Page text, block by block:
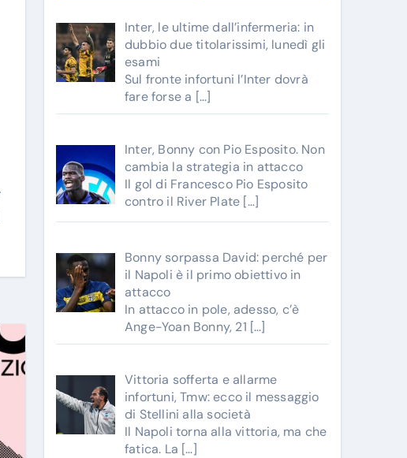
Inter, le ultime dall’infermeria: in
dubbio due titolarissimi, lunedì gli
esami
Sul fronte infortuni l’Inter dovrà
fare forse a […]
Inter, Bonny con Pio Esposito. Non
cambia la strategia in attacco
Il gol di Francesco Pio Esposito
contro il River Plate […]
Bonny sorpassa David: perché per
il Napoli è il primo obiettivo in
attacco
In attacco in pole, adesso, c’è
Ange-Yoan Bonny, 21 […]
Vittoria sofferta e allarme
infortuni, Tmw: ecco il messaggio
di Stellini alla società
Il Napoli torna alla vittoria, ma che
fatica. La […]